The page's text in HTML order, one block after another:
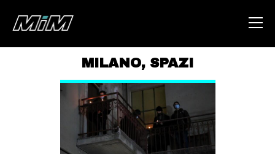
ABOUT
AREA
MILANO, SPAZI